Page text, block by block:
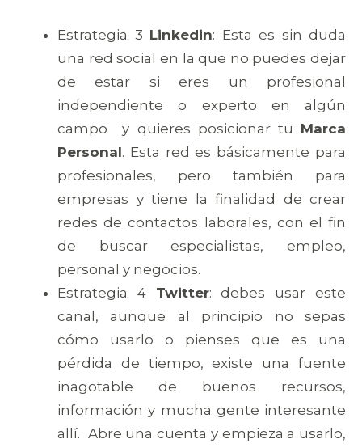
Estrategia 3 Linkedin: Esta es sin duda
una red social en la que no puedes dejar
de estar si eres un profesional
independiente o experto en algún
campo y quieres posicionar tu Marca
Personal. Esta red es básicamente para
profesionales, pero también para
empresas y tiene la finalidad de crear
redes de contactos laborales, con el fin
de buscar especialistas, empleo,
personal y negocios.
Estrategia 4 Twitter: debes usar este
canal, aunque al principio no sepas
cómo usarlo o pienses que es una
pérdida de tiempo, existe una fuente
inagotable de buenos recursos,
información y mucha gente interesante
allí. Abre una cuenta y empieza a usarlo,